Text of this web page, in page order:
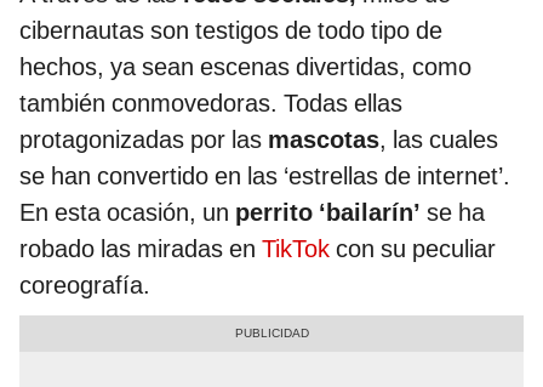
cibernautas son testigos de todo tipo de
hechos, ya sean escenas divertidas, como
también conmovedoras. Todas ellas
protagonizadas por las mascotas, las cuales
se han convertido en las ‘estrellas de internet’.
En esta ocasión, un perrito ‘bailarín’ se ha
robado las miradas en TikTok con su peculiar
coreografía.